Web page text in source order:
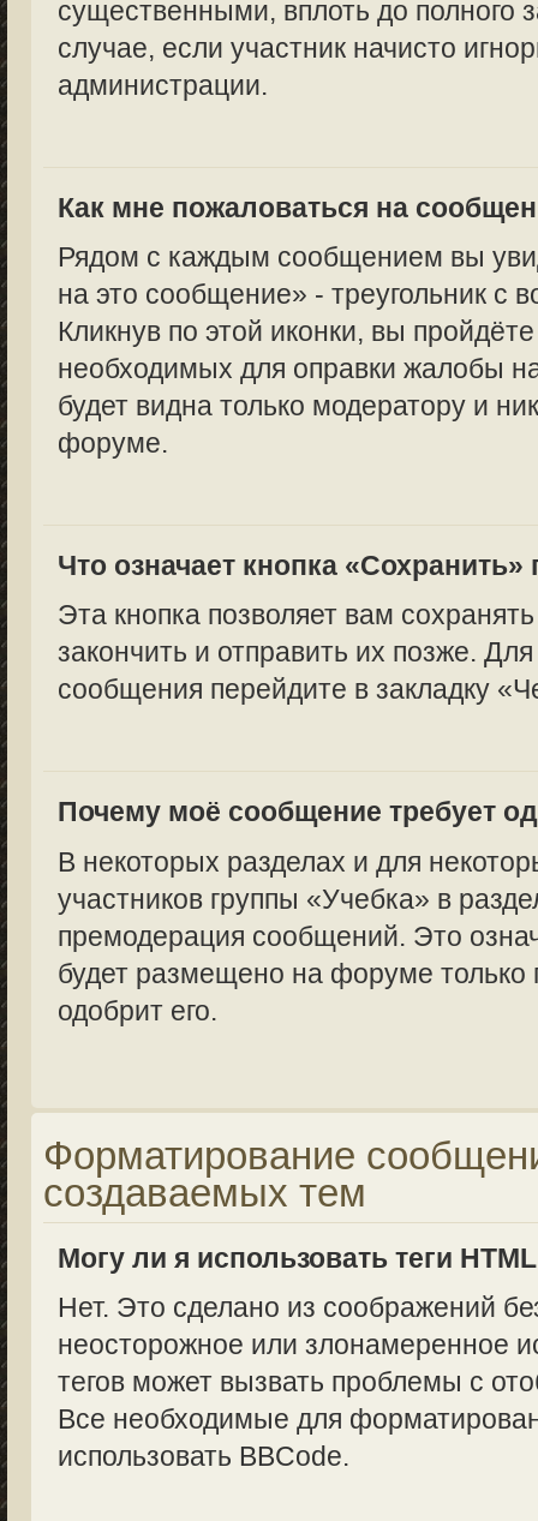
существенными, вплоть до полного
случае, если участник начисто
администрации.
Как мне пожаловаться на
Рядом с каждым сообщением вы
на это сообщение» - треугольник с
Кликнув по этой иконки, вы
необходимых для оправки жалобы
будет видна только модератору и
форуме.
Что означает кнопка
Эта кнопка позволяет вам
закончить и отправить их позже.
сообщения перейдите в закладку
Почему моё сообщение требует
В некоторых разделах и для
участников группы «Учебка» в
премодерация сообщений. Это
будет размещено на форуме только
одобрит его.
Форматирование
создаваемых тем
Могу ли я использовать теги
Нет. Это сделано из соображений
неосторожное или злонамеренное
тегов может вызвать проблемы с
Все необходимые для
использовать BBCode.